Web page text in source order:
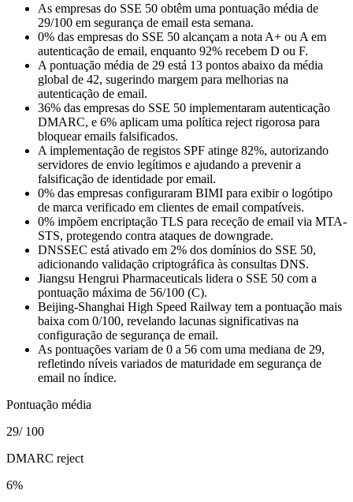
As empresas do SSE 50 obtêm uma pontuação média de
29/100 em segurança de email esta semana.
0% das empresas do SSE 50 alcançam a nota A+ ou A em
autenticação de email, enquanto 92% recebem D ou F.
A pontuação média de 29 está 13 pontos abaixo da média
global de 42, sugerindo margem para melhorias na
autenticação de email.
36% das empresas do SSE 50 implementaram autenticação
DMARC, e 6% aplicam uma política reject rigorosa para
bloquear emails falsificados.
A implementação de registos SPF atinge 82%, autorizando
servidores de envio legítimos e ajudando a prevenir a
falsificação de identidade por email.
0% das empresas configuraram BIMI para exibir o logótipo
de marca verificado em clientes de email compatíveis.
0% impõem encriptação TLS para receção de email via MTA-
STS, protegendo contra ataques de downgrade.
DNSSEC está ativado em 2% dos domínios do SSE 50,
adicionando validação criptográfica às consultas DNS.
Jiangsu Hengrui Pharmaceuticals lidera o SSE 50 com a
pontuação máxima de 56/100 (C).
Beijing-Shanghai High Speed Railway tem a pontuação mais
baixa com 0/100, revelando lacunas significativas na
configuração de segurança de email.
As pontuações variam de 0 a 56 com uma mediana de 29,
refletindo níveis variados de maturidade em segurança de
email no índice.
Pontuação média
29/ 100
DMARC reject
6%